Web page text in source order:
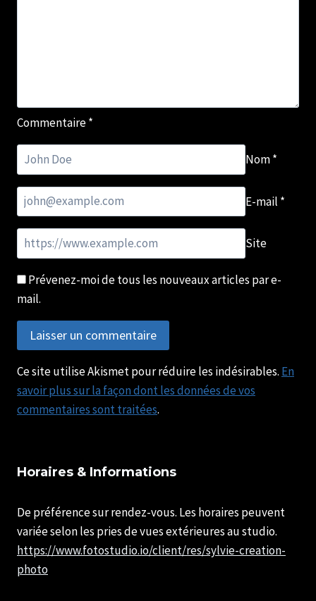
Commentaire*
Nom*
E-mail *
Site
Prévenez-moi de tous les nouveaux articles par e-
mail.
Ce site utilise Akismet pour réduire les indésirables. En
savoir plus sur la façon dont les données de vos
commentaires sont traitées.
Horaires & Informations
De préférence sur rendez-vous. Les horaires peuvent
variée selon les pries de vues extérieures au studio.
https://www.fotostudio.io/client/res/sylvie-creation-
photo